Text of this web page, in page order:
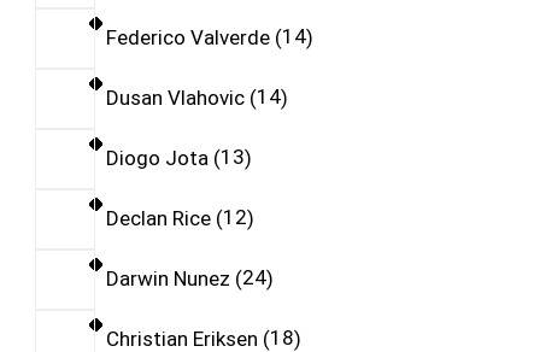
Federico Valverde 14
Dusan Vlahovic 14
Diogo Jota 13
Declan Rice 12
Darwin Nunez 24
Christian Eriksen 18